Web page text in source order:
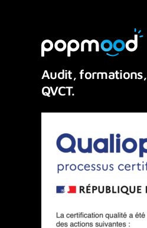
Audit, formations,
QVCT.